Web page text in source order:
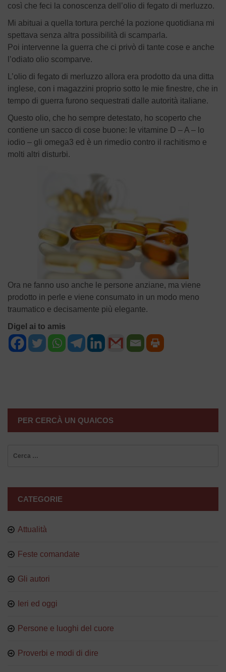
così che feci la conoscenza dell’olio di fegato di merluzzo.
Mi abituai a quella tortura perché la pozione quotidiana mi
spettava senza altra possibilità di scamparla.
Poi intervenne la guerra che ci privò di tante cose e anche
l’odiato olio scomparve.
L’olio di fegato di merluzzo allora era prodotto da una ditta
inglese, con i magazzini proprio sotto le mie finestre, che in
tempo di guerra furono sequestrati dalle autorità italiane.
Questo olio, che ho sempre detestato, ho scoperto che
contiene un sacco di cose buone: le vitamine D – A – lo
iodio – gli omega3 ed è un rimedio contro il rachitismo e
molti altri disturbi.
Ora ne fanno uso anche le persone anziane, ma viene
prodotto in perle e viene consumato in un modo meno
traumatico e decisamente più elegante.
Digel ai to amis
PER CERCÀ UN QUAICOS
CATEGORIE
Attualità
Feste comandate
Gli autori
Ieri ed oggi
Persone e luoghi del cuore
Proverbi e modi di dire